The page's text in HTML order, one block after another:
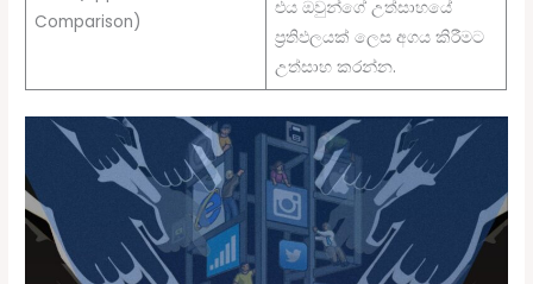
Comparison)
එය ඔවුන්ගේ උත්සාහයේ
ප්‍රතිඵලයක් ලෙස අගය කිරීමට
උත්සාහ කරන්න.